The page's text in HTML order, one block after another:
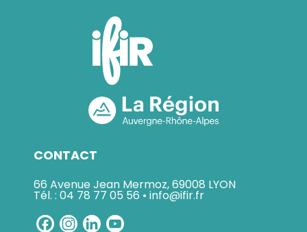
CONTACT
66 Avenue Jean Mermoz, 69008 LYON
Tél. : 04 78 77 05 56 • info@ifir.fr
Facebook
Instagram
LinkedIn